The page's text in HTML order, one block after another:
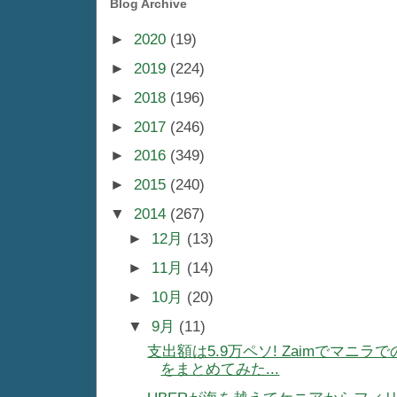
Blog Archive
► 2020 (19)
► 2019 (224)
► 2018 (196)
► 2017 (246)
► 2016 (349)
► 2015 (240)
▼ 2014 (267)
► 12月 (13)
► 11月 (14)
► 10月 (20)
▼9月 (11)
支出額は5.9万ペソ! Zaimでマニラ
をまとめてみた...